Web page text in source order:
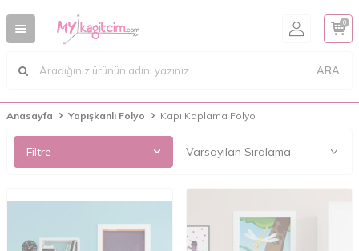
ARA
0
Anasayfa Yapışkanlı Folyo Kapı Kaplama Folyo
Filtre